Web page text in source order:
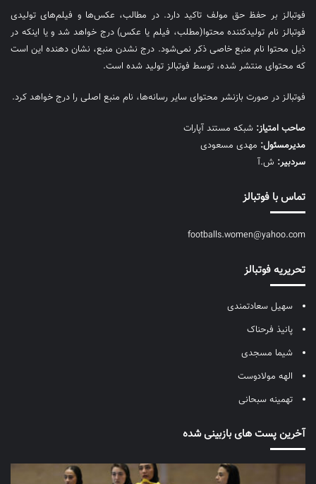
فوتبالز بر حفظ حق مولف تاکید دارد. در مطالب، عکس‌ها و فیلم‌های تولیدی
فوتبالز نام تولیدکننده محتوا(مطلب، فیلم یا عکس) درج خواهد شد و یا اینکه در
ذیل محتوا نام منبع خاصی ذکر نمی‌‎شود. درج نشدن منبع، نشان دهنده این است
که محتوای منتشر شده، توسط فوتبالز تولید شده است.
فوتبالز در صورت بازنشر محتوای سایر رسانه‌ها، نام منبع اصلی را درج خواهد کرد.
صاحب امتیاز: شبکه مستند آپارات
مديرمسئول: مهدی مسعودی
سردبیر: ش.آ
تماس با فوتبالز
footballs.women@yahoo.com
تحریریه فوتبالز
سهیل سعادتمندی
پانیذ فرحناک
شیما مسجدی
الهه مولادوست
تهمینه سبحانی
آخرین پست های بازبینی شده